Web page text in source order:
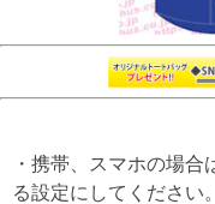
・携帯、スマホの場
る設定にしてください。